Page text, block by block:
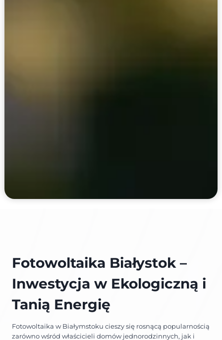
Fotowoltaika Białystok –
Inwestycja w Ekologiczną i
Tanią Energię
Fotowoltaika w Białymstoku cieszy się rosnącą popularnością
zarówno wśród właścicieli domów jednorodzinnych, jak i